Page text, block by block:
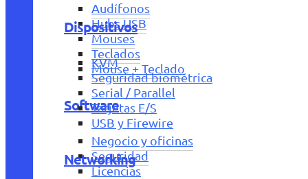
Audífonos
Hubs USB
Mouses
Teclados
Mouse + Teclado
Software
Negocio y oficinas
Seguridad
Licencias
Dispositivos
KVM
Seguridad biométrica
Serial / Parallel
Tarjetas E/S
USB y Firewire
Networking